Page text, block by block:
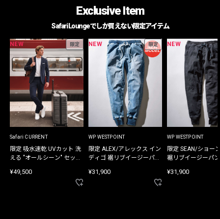
Exclusive Item
Safari Loungeでしか買えない限定アイテム
NEW 限定
Safari CURRENT
限定 吸水速乾 UVカット 洗
える "オールシーン" セット
¥49,500
NEW 限定
WP WESTPOINT
限定 ALEX/アレックス イン
ディゴ 裾リブイージーパン
¥31,900
NEW
WP WESTPOINT
限定 SEAN/ショー
裾リブイージーパ
¥31,900